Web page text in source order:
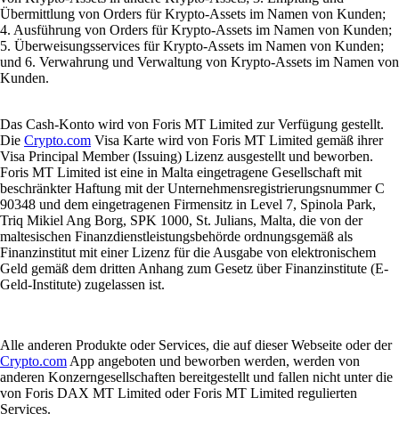
Übermittlung von Orders für Krypto-Assets im Namen von Kunden;
4. Ausführung von Orders für Krypto-Assets im Namen von Kunden;
5. Überweisungsservices für Krypto-Assets im Namen von Kunden;
und 6. Verwahrung und Verwaltung von Krypto-Assets im Namen von
Kunden.
Das Cash-Konto wird von Foris MT Limited zur Verfügung gestellt.
Die Crypto.com Visa Karte wird von Foris MT Limited gemäß ihrer
Visa Principal Member (Issuing) Lizenz ausgestellt und beworben.
Foris MT Limited ist eine in Malta eingetragene Gesellschaft mit
beschränkter Haftung mit der Unternehmensregistrierungsnummer C
90348 und dem eingetragenen Firmensitz in Level 7, Spinola Park,
Triq Mikiel Ang Borg, SPK 1000, St. Julians, Malta, die von der
maltesischen Finanzdienstleistungsbehörde ordnungsgemäß als
Finanzinstitut mit einer Lizenz für die Ausgabe von elektronischem
Geld gemäß dem dritten Anhang zum Gesetz über Finanzinstitute (E-
Geld-Institute) zugelassen ist.
Alle anderen Produkte oder Services, die auf dieser Webseite oder der
Crypto.com App angeboten und beworben werden, werden von
anderen Konzerngesellschaften bereitgestellt und fallen nicht unter die
von Foris DAX MT Limited oder Foris MT Limited regulierten
Services.